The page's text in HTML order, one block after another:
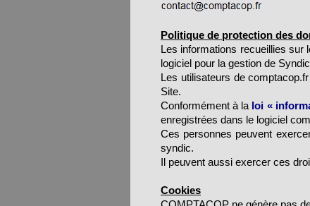
Politique de protection des
Les informations recueillies sur
logiciel pour la gestion de
Les utilisateurs de
Site.
Conformément à la loi «
enregistrées dans le logiciel
Ces personnes peuvent
syndic.
Il peuvent aussi exercer ces
Cookies